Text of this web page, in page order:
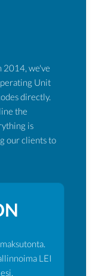
2014, we've
Unit
directly.
the
is
our clients to
LEI